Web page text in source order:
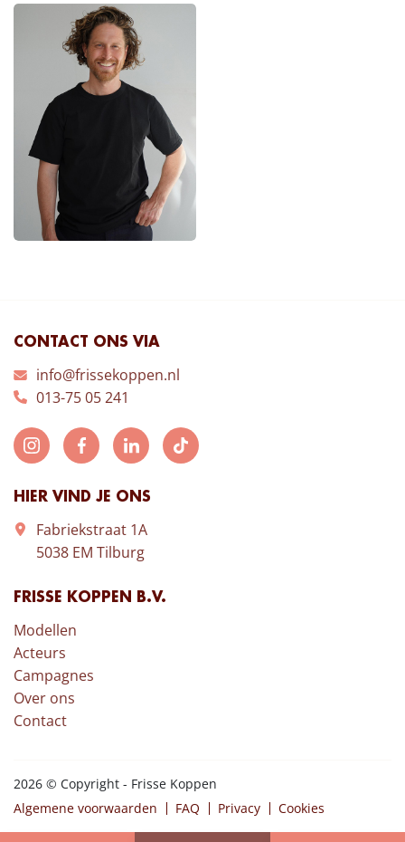
CONTACT ONS VIA
info@frissekoppen.nl
013-75 05 241
HIER VIND JE ONS
Fabriekstraat 1A
5038 EM Tilburg
FRISSE KOPPEN B.V.
Modellen
Acteurs
Campagnes
Over ons
Contact
2026 © Copyright - Frisse Koppen
Algemene voorwaarden
FAQ Privacy Cookies